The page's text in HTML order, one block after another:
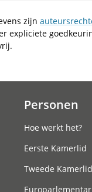
zijn
expliciete
Personen
Hoe werkt het?
Eerste Kamerlid
Tweede Kamerlid